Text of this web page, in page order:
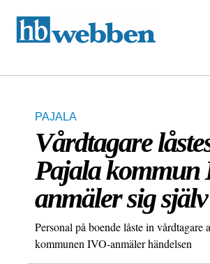
PAJALA
Vårdtagare
Pajala kommun
anmäler sig själv
Personal på boende låste in vårdtagare
kommunen IVO-anmäler händelsen